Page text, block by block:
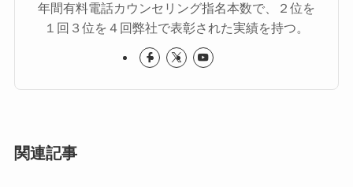
年間有料電話カウンセリング指名本数で、２位を
１回３位を４回弊社で表彰された実績を持つ。
関連記事